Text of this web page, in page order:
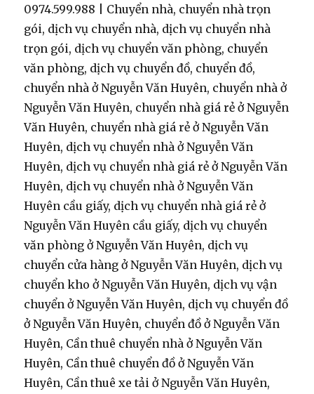
0974.599.988 | Chuyển nhà, chuyển nhà trọn
gói, dịch vụ chuyển nhà, dịch vụ chuyển nhà
trọn gói, dịch vụ chuyển văn phòng, chuyển
văn phòng, dịch vụ chuyển đồ, chuyển đồ,
chuyển nhà ở Nguyễn Văn Huyên, chuyển nhà ở
Nguyễn Văn Huyên, chuyển nhà giá rẻ ở Nguyễn
Văn Huyên, chuyển nhà giá rẻ ở Nguyễn Văn
Huyên, dịch vụ chuyển nhà ở Nguyễn Văn
Huyên, dịch vụ chuyển nhà giá rẻ ở Nguyễn Văn
Huyên, dịch vụ chuyển nhà ở Nguyễn Văn
Huyên cầu giấy, dịch vụ chuyển nhà giá rẻ ở
Nguyễn Văn Huyên cầu giấy, dịch vụ chuyển
văn phòng ở Nguyễn Văn Huyên, dịch vụ
chuyển cửa hàng ở Nguyễn Văn Huyên, dịch vụ
chuyển kho ở Nguyễn Văn Huyên, dịch vụ vận
chuyển ở Nguyễn Văn Huyên, dịch vụ chuyển đồ
ở Nguyễn Văn Huyên, chuyển đồ ở Nguyễn Văn
Huyên, Cần thuê chuyển nhà ở Nguyễn Văn
Huyên, Cần thuê chuyển đồ ở Nguyễn Văn
Huyên, Cần thuê xe tải ở Nguyễn Văn Huyên,